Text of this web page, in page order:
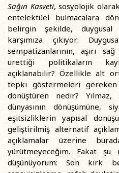
Sağın Kasveti, sosyolojik
entelektüel bulmacalara
belirgin şekilde, duygusal
karşımıza çıkıyor:
sempatizanlarının, aşırı
ürettiği politikaların
açıklanabilir? Özellikle alt
tepki göstermeleri gereken
dönüştüren nedir?
dünyasının dönüşümüne,
eşitsizliklerin yapısal
geliştirilmiş alternatif
açıklamalar üzerine
yürütmeyeceğim. Fakat şu
düşünüyorum: Son kırk